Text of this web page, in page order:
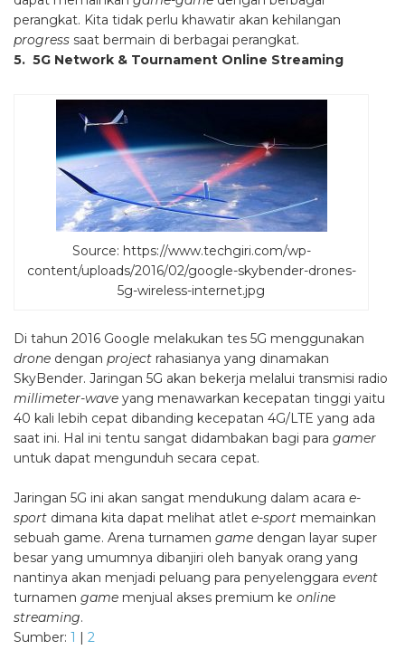
perangkat. Kita tidak perlu khawatir akan kehilangan
progress saat bermain di berbagai perangkat.
5. 5G Network & Tournament Online Streaming
Source: https://www.techgiri.com/wp-
content/uploads/2016/02/google-skybender-drones-
5g-wireless-internet.jpg
Di tahun 2016 Google melakukan tes 5G menggunakan
drone dengan project rahasianya yang dinamakan
SkyBender. Jaringan 5G akan bekerja melalui transmisi radio
millimeter-wave yang menawarkan kecepatan tinggi yaitu
40 kali lebih cepat dibanding kecepatan 4G/LTE yang ada
saat ini. Hal ini tentu sangat didambakan bagi para gamer
untuk dapat mengunduh secara cepat.
Jaringan 5G ini akan sangat mendukung dalam acara e-
sport­ dimana kita dapat melihat atlet e-sport memainkan
sebuah game. Arena turnamen game dengan layar super
besar yang umumnya dibanjiri oleh banyak orang yang
nantinya akan menjadi peluang para penyelenggara event
turnamen game menjual akses premium ke online
streaming.
Sumber: 1 | 2